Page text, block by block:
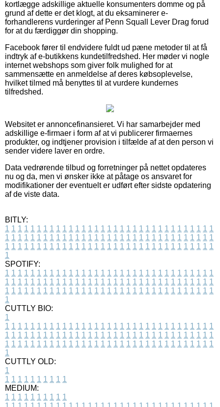
kortlægge adskillige aktuelle konsumenters domme og på
grund af dette er det klogt, at du eksaminerer e-
forhandlerens vurderinger af Penn Squall Lever Drag forud
for at du færdiggør din shopping.
Facebook fører til endvidere fuldt ud pæne metoder til at få
indtryk af e-butikkens kundetilfredshed. Her møder vi nogle
internet webshops som giver folk mulighed for at
sammensætte en anmeldelse af deres købsoplevelse,
hvilket tilmed må benyttes til at vurdere kundernes
tilfredshed.
Websitet er annoncefinansieret. Vi har samarbejder med
adskillige e-firmaer i form af at vi publicerer firmaernes
produkter, og indtjener provision i tilfælde af at den person vi
sender videre laver en ordre.
Data vedrørende tilbud og forretninger på nettet opdateres
nu og da, men vi ønsker ikke at påtage os ansvaret for
modifikationer der eventuelt er udført efter sidste opdatering
af de viste data.
BITLY:
1 1 1 1 1 1 1 1 1 1 1 1 1 1 1 1 1 1 1 1 1 1 1 1 1 1 1 1 1 1 1 1 1
1 1 1 1 1 1 1 1 1 1 1 1 1 1 1 1 1 1 1 1 1 1 1 1 1 1 1 1 1 1 1 1 1
1 1 1 1 1 1 1 1 1 1 1 1 1 1 1 1 1 1 1 1 1 1 1 1 1 1 1 1 1 1 1 1 1
1
SPOTIFY:
1 1 1 1 1 1 1 1 1 1 1 1 1 1 1 1 1 1 1 1 1 1 1 1 1 1 1 1 1 1 1 1 1
1 1 1 1 1 1 1 1 1 1 1 1 1 1 1 1 1 1 1 1 1 1 1 1 1 1 1 1 1 1 1 1 1
1 1 1 1 1 1 1 1 1 1 1 1 1 1 1 1 1 1 1 1 1 1 1 1 1 1 1 1 1 1 1 1 1
1
CUTTLY BIO:
1
1 1 1 1 1 1 1 1 1 1 1 1 1 1 1 1 1 1 1 1 1 1 1 1 1 1 1 1 1 1 1 1 1
1 1 1 1 1 1 1 1 1 1 1 1 1 1 1 1 1 1 1 1 1 1 1 1 1 1 1 1 1 1 1 1 1
1 1 1 1 1 1 1 1 1 1 1 1 1 1 1 1 1 1 1 1 1 1 1 1 1 1 1 1 1 1 1 1 1
1
CUTTLY OLD:
1
1 1 1 1 1 1 1 1 1 1
MEDIUM:
1 1 1 1 1 1 1 1 1 1